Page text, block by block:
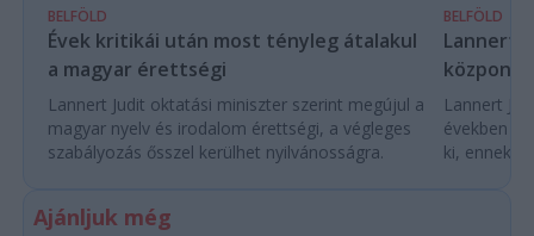
BELFÖLD
Évek kritikái után most tényleg átalakul
a magyar érettségi
Lannert Judit oktatási miniszter szerint megújul a
magyar nyelv és irodalom érettségi, a végleges
szabályozás ősszel kerülhet nyilvánosságra.
BELFÖLD
Lannert
Lannert
években
ki, ennek
Ajánljuk még